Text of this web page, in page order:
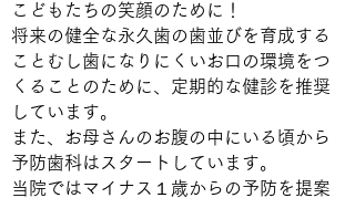
こどもたちの笑顔のために！
将来の健全な永久歯の歯並びを育成する
こと むし歯になりにくいお口の環境をつ
くること のために、定期的な健診を推奨
しています。
また、お母さんのお腹の中にいる頃から
予防歯科はスタートしています。
当院ではマイナス１歳からの予防を提案